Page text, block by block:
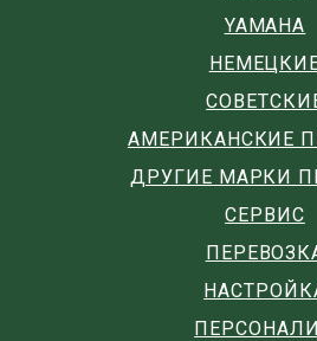
YAMAHA
АМЕРИКАНСКИЕ
ДРУГИЕ МАРКИ
СЕРВИС